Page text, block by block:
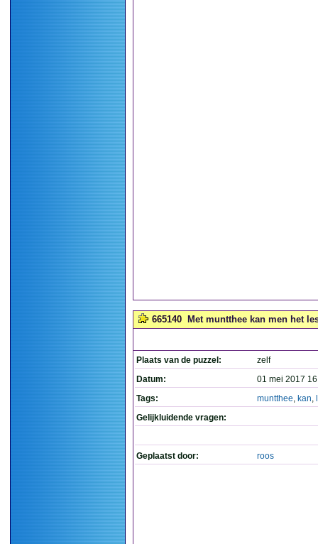
665140 Met muntthee kan men het
Plaats van de puzzel:
zelf
Datum:
01 mei 2017
Tags:
muntthee, kan,
Gelijkluidende vragen:
Geplaatst door: roos